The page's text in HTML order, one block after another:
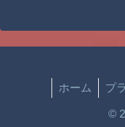
ホーム プ
©